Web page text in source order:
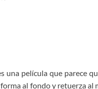
una película que parece
al fondo y retuerza